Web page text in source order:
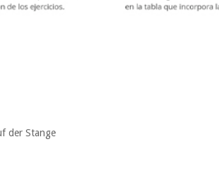
der Stange